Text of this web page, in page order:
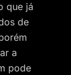
que já
de
a
pode